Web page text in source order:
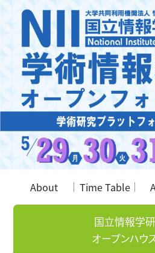
About Time Table
国立情報学
オープンハウ